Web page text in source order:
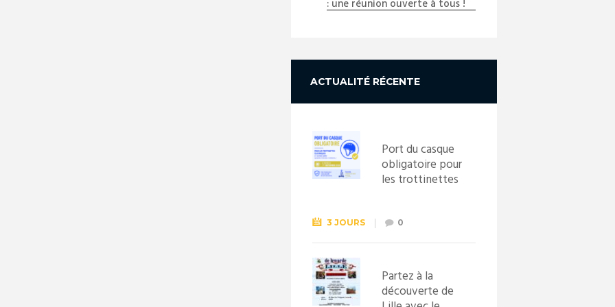
: une réunion ouverte à tous !
ACTUALITÉ RÉCENTE
Port du casque
obligatoire pour
les trottinettes
septembre
2026
3 JOURS 0
Partez à la
découverte de